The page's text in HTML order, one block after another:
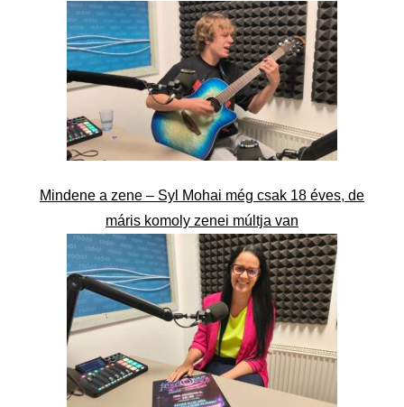
Mindene a zene – Syl Mohai még csak 18 éves, de
máris komoly zenei múltja van